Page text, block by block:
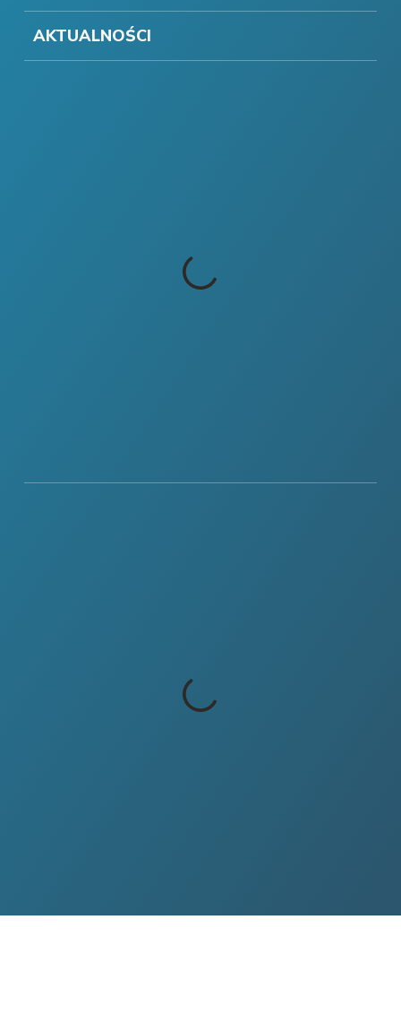
AKTUALNOŚCI